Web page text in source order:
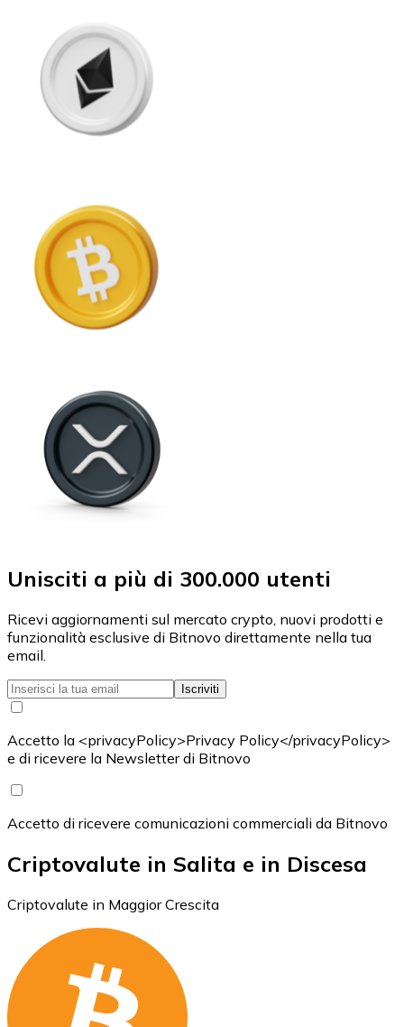
Unisciti a più di 300.000 utenti
Ricevi aggiornamenti sul mercato crypto, nuovi prodotti e
funzionalità esclusive di Bitnovo direttamente nella tua
email.
Iscriviti
Accetto la <privacyPolicy>Privacy Policy</privacyPolicy>
e di ricevere la Newsletter di Bitnovo
Accetto di ricevere comunicazioni commerciali da Bitnovo
Criptovalute in Salita e in Discesa
Criptovalute in Maggior Crescita